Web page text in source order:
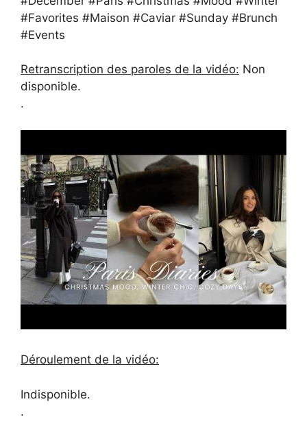
#Favorites #Maison #Caviar #Sunday #Brunch
#Events
Retranscription des paroles de la vidéo: Non
disponible.
.
Déroulement de la vidéo:
Indisponible.
.